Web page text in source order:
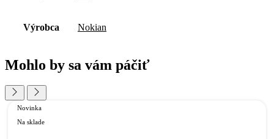
Výrobca Nokian
Mohlo by sa vám páčiť
Novinka
Na sklade